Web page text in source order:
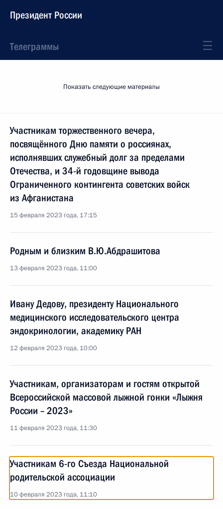
Президент России
Телеграммы
Показать следующие материалы
Участникам торжественного вечера,
посвящённого Дню памяти о россиянах,
исполнявших служебный долг за пределами
Отечества, и 34-й годовщине вывода
Ограниченного контингента советских войск
из Афганистана
15 февраля 2023 года, 17:15
Родным и близким В.Ю.Абдрашитова
13 февраля 2023 года, 11:00
Ивану Дедову, президенту Национального
медицинского исследовательского центра
эндокринологии, академику РАН
12 февраля 2023 года, 10:00
Участникам, организаторам и гостям открытой
Всероссийской массовой лыжной гонки «Лыжня
России – 2023»
11 февраля 2023 года, 11:30
Участникам 6-го Съезда Национальной
родительской ассоциации
10 февраля 2023 года, 11:10